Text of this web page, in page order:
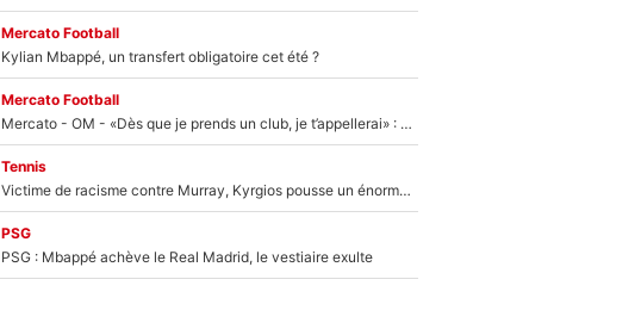
Mercato Football
Kylian Mbappé, un transfert obligatoire cet été ?
Mercato Football
Mercato - OM - «Dès que je prends un club, je t’appellerai» : La promesse de Marcelino au moment de claquer la porte
Tennis
Victime de racisme contre Murray, Kyrgios pousse un énorme coup de gueule !
PSG
PSG : Mbappé achève le Real Madrid, le vestiaire exulte